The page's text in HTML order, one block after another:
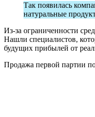
Так появилась
натуральные
Из-за ограниченности
Нашли специалистов,
будущих прибылей от
Продажа первой партии